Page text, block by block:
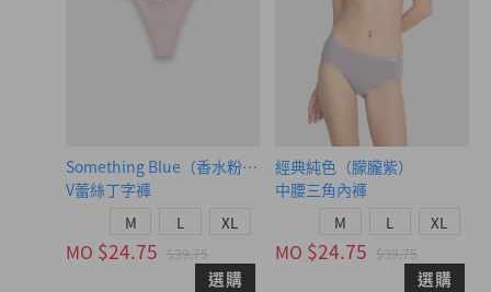
Something Blue（香水粉-水鑽蝴蝶結）
V蕾絲丁字褲
M L XL
MO $24.75 $39.75
選購
經典純色（朦朧紫）
中腰三角內褲
M L XL
MO $24.75 $39.75
選購